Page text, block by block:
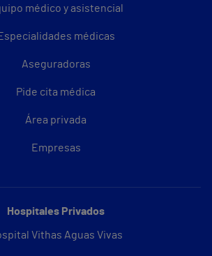
médico y asistencial
médicas
Aseguradoras
Pide cita médica
Área privada
Empresas
Hospitales Privados
Vithas Aguas Vivas